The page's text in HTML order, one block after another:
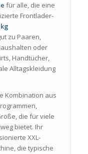
für alle, die eine
Frontlader-
zu Paaren,
oder
Handtücher,
Alltagskleidung
Kombination aus
die für viele
bietet. Ihr
XXL-
die typische